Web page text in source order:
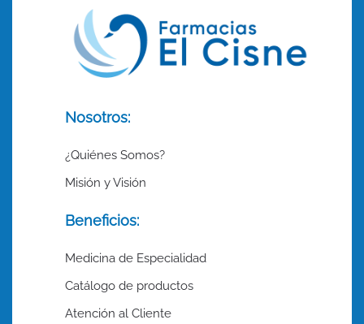
Nosotros:
¿Quiénes Somos?
Misión y Visión
Beneficios:
Medicina de Especialidad
Catálogo de productos
Atención al Cliente